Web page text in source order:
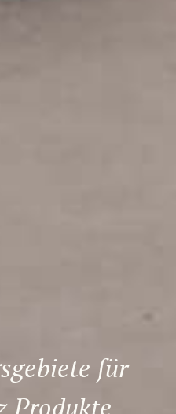
für
Produkte